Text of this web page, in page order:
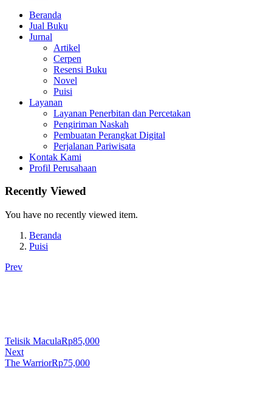
Beranda
Jual Buku
Jurnal
Artikel
Cerpen
Resensi Buku
Novel
Puisi
Layanan
Layanan Penerbitan dan Percetakan
Pengiriman Naskah
Pembuatan Perangkat Digital
Perjalanan Pariwisata
Kontak Kami
Profil Perusahaan
Recently Viewed
You have no recently viewed item.
Beranda
Puisi
Prev
Telisik MaculaRp85,000
Next
The WarriorRp75,000